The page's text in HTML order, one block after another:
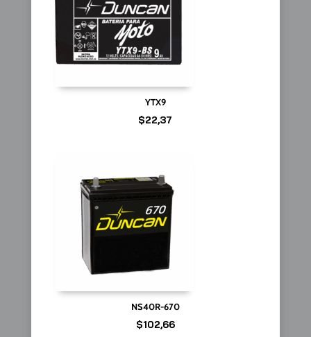
YTX9
$22,37
NS40R-670
$102,66